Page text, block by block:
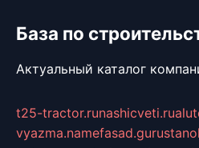
База по
Актуальный каталог
t25-tractor.runashicveti.ru
vyazma.namefasad.guru